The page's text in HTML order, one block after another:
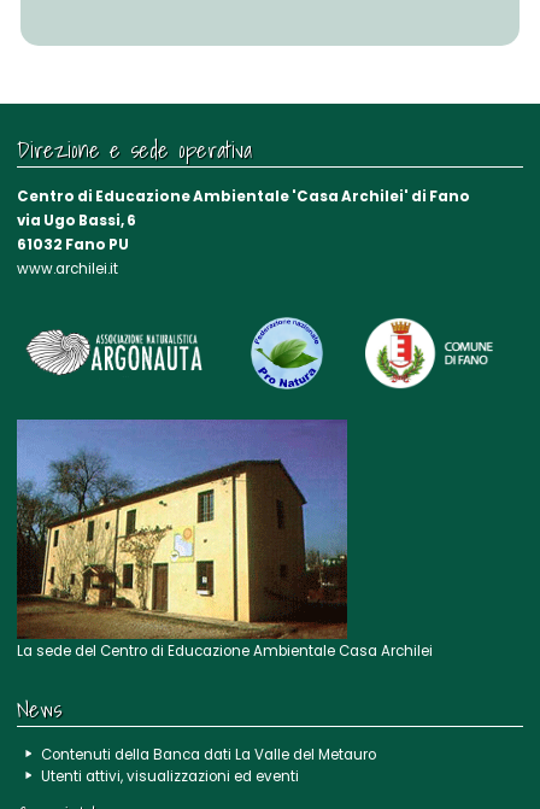
Direzione e sede operativa
Centro di Educazione Ambientale 'Casa Archilei' di Fano
via Ugo Bassi, 6
61032 Fano PU
www.archilei.it
La sede del Centro di Educazione Ambientale Casa Archilei
News
Contenuti della Banca dati La Valle del Metauro
Utenti attivi, visualizzazioni ed eventi